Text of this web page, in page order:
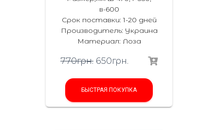
в-600
Срок поставки: 1-20 дней
Производитель: Украина
Материал: Лоза
770грн. 650грн.
БЫСТРАЯ ПОКУПКА